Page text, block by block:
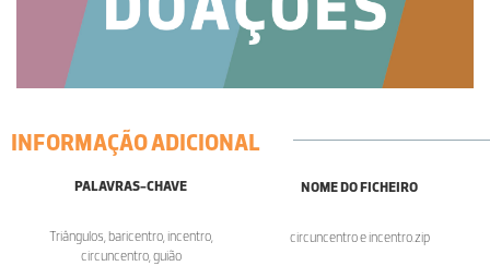
INFORMAÇÃO ADICIONAL
PALAVRAS-CHAVE
Triângulos, baricentro, incentro,
circuncentro, guião
NOME DO FICHEIRO
circuncentro e incentro.zip